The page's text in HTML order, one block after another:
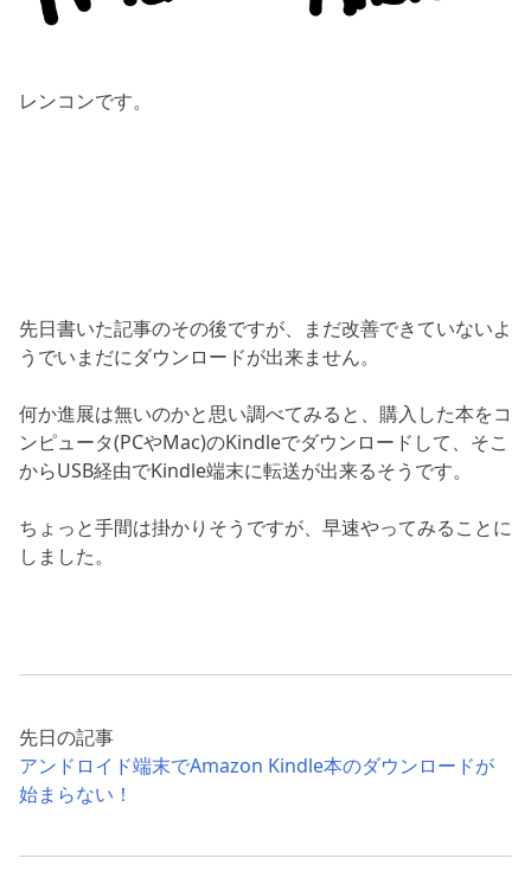
レンコンです。
先日書いた記事のその後ですが、まだ改善できていないよ
うでいまだにダウンロードが出来ません。
何か進展は無いのかと思い調べてみると、購入した本をコ
ンピュータ(PCやMac)のKindleでダウンロードして、そこ
からUSB経由でKindle端末に転送が出来るそうです。
ちょっと手間は掛かりそうですが、早速やってみることに
しました。
先日の記事
アンドロイド端末でAmazon Kindle本のダウンロードが
始まらない！